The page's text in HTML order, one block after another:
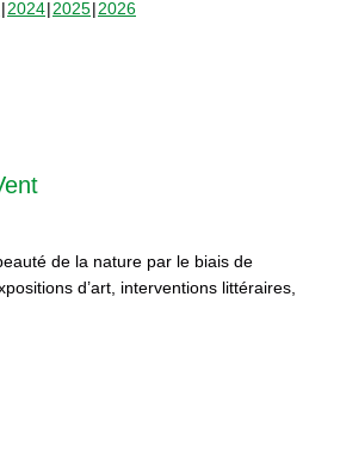
2024 2025 2026
de la nature par le biais de
d’art, interventions littéraires,